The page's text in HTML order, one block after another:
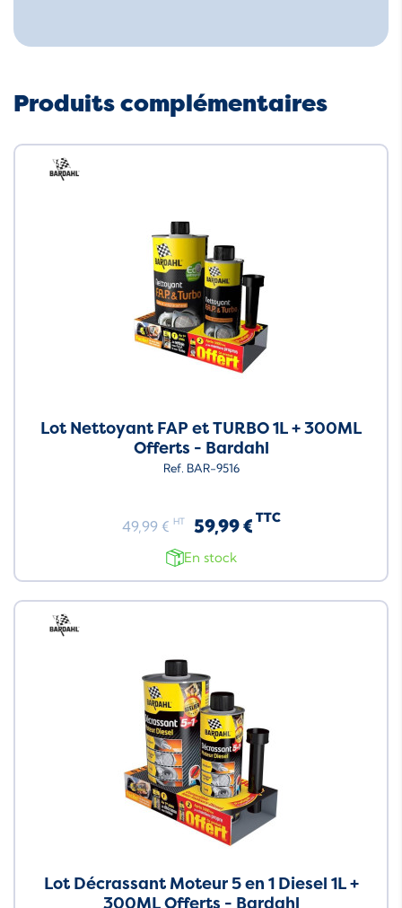
Produits complémentaires
Neuf
Lot Nettoyant FAP et TURBO 1L + 300ML
Offerts - Bardahl
Ref. BAR-9516
49,99 € HT 59,99 € TTC
En stock
Neuf
Lot Décrassant Moteur 5 en 1 Diesel 1L +
300ML Offerts - Bardahl